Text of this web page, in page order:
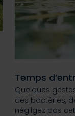
Temps
Quelques
des bactéries,
négligez pas